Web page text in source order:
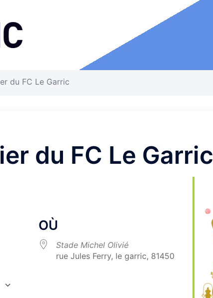
du FC Le Garric
du FC Le Garric
OÙ
Stade Michel Olivié
rue Jules Ferry, le garric, 81450